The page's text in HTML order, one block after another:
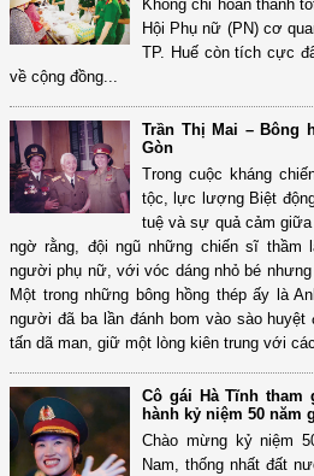
Không chỉ hoàn thành
Hội Phụ nữ (PN) cơ
TP. Huế còn tích cực
về cộng đồng...
Trần Thị Mai – Bông
Gòn
Trong cuộc kháng
tộc, lực lượng Biệt
tuệ và sự quả cảm
ngờ rằng, đội ngũ những chiến sĩ thầm
người phụ nữ, với vóc dáng nhỏ bé
Một trong những bông hồng thép ấy là
người đã ba lần đánh bom vào sào
tấn dã man, giữ một lòng kiên trung với
Cô gái Hà Tĩnh
hành kỷ niệm 50 năm
Chào mừng kỷ niệm
Nam, thống nhất đất